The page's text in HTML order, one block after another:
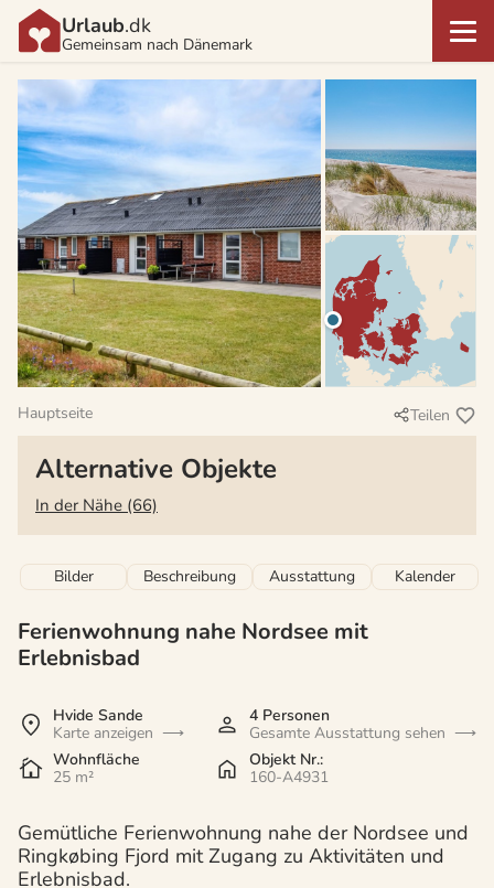
Urlaub.dk
Gemeinsam nach Dänemark
Hauptseite Teilen
Alternative Objekte
In der Nähe (66)
Bilder Beschreibung Ausstattung Kalender
Ferienwohnung nahe Nordsee mit
Erlebnisbad
Hvide Sande
Karte anzeigen
4 Personen
Gesamte Ausstattung sehen
Wohnfläche
25 m²
Objekt Nr.:
160-A4931
Gemütliche Ferienwohnung nahe der Nordsee und
Ringkøbing Fjord mit Zugang zu Aktivitäten und
Erlebnisbad.